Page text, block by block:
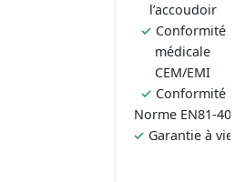
l’accoudoir
✓ Conformité
médicale
CEM/EMI
✓ Conformité
Norme EN81-40
✓ Garantie à vie